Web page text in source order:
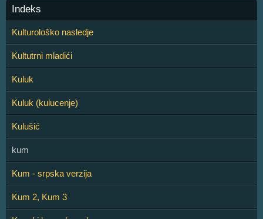
Indeks
Kulturološko nasledje
Kultutrni mladići
Kuluk
Kuluk (kulucenje)
Kulušić
kum
Kum - srpska verzija
Kum 2, Kum 3